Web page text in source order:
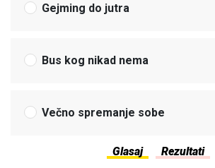
Gejming do jutra
Bus kog nikad nema
Večno spremanje sobe